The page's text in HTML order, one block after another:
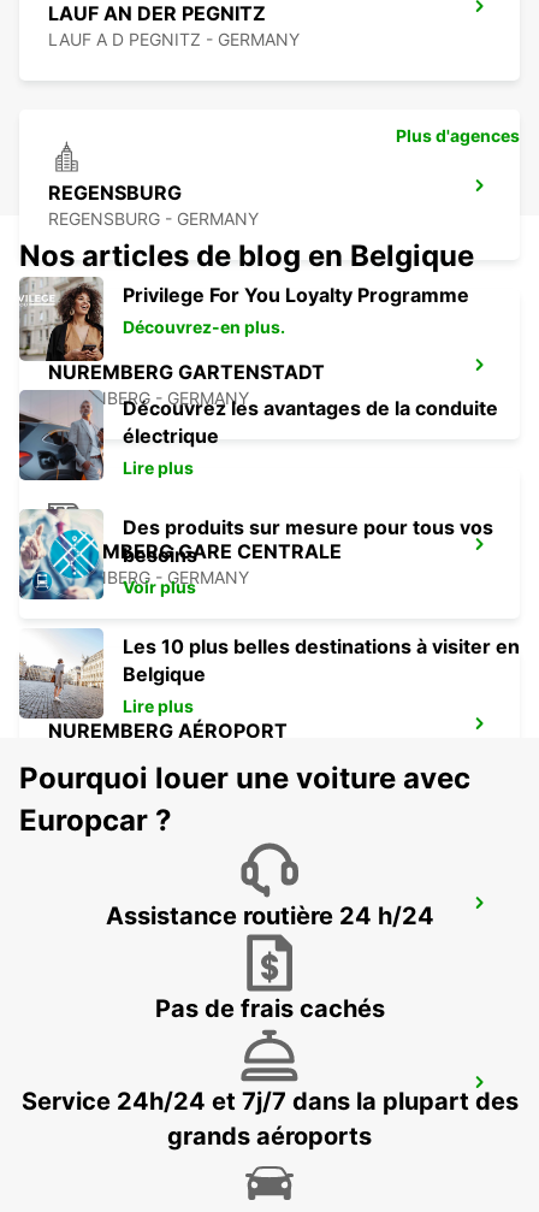
LAUF AN DER PEGNITZ
LAUF A D PEGNITZ - GERMANY
REGENSBURG
REGENSBURG - GERMANY
NUREMBERG GARTENSTADT
NUERNBERG - GERMANY
NUREMBERG GARE CENTRALE
NUERNBERG - GERMANY
NUREMBERG AÉROPORT
BAYREUTH
NUREMBERG GROSSREUTH
NUERNBERG - GERMANY
Plus d'agences
Nos articles de blog en Belgique
Privilege For You Loyalty Programme
Découvrez-en plus.
Découvrez les avantages de la conduite
électrique
Lire plus
Des produits sur mesure pour tous vos
besoins
Voir plus
Les 10 plus belles destinations à visiter en
Belgique
Lire plus
Pourquoi louer une voiture avec
Europcar ?
Assistance routière 24 h/24
Pas de frais cachés
Service 24h/24 et 7j/7 dans la plupart des
grands aéroports